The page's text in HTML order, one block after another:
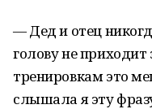
— Дед и отец
голову не приходит
тренировкам это
слышала я эту